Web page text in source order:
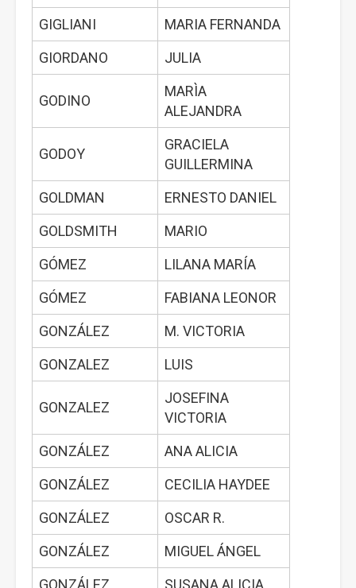
GIGLIANI
MARIA FERNANDA
GIORDANO
JULIA
GODINO
MARÌA
ALEJANDRA
GODOY
GRACIELA
GUILLERMINA
GOLDMAN
ERNESTO DANIEL
GOLDSMITH
MARIO
GÓMEZ
LILANA MARÍA
GÓMEZ
FABIANA LEONOR
GONZÁLEZ
M. VICTORIA
GONZALEZ
LUIS
GONZALEZ
JOSEFINA
VICTORIA
GONZÁLEZ
ANA ALICIA
GONZÁLEZ
CECILIA HAYDEE
GONZÁLEZ
OSCAR R.
GONZÁLEZ
MIGUEL ÁNGEL
GONZÁLEZ
SUSANA ALICIA